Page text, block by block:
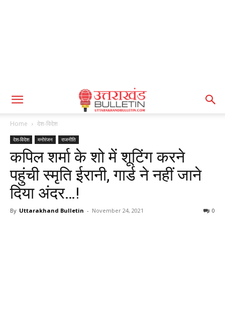
Home देश-विदेश
देश-विदेश मनोरंजन राजनीति
कपिल शर्मा के शो में शूटिंग करने
पहुंची स्मृति ईरानी, गार्ड ने नहीं जाने
दिया अंदर…!
By Uttarakhand Bulletin - November 24, 2021 0